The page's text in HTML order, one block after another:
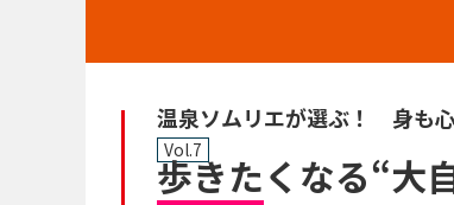
温泉ソムリエが選ぶ！ 身も心
Vol.7
歩きたくなる“大